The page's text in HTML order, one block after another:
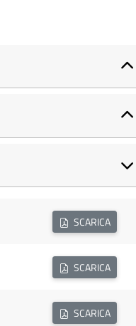
SCARICA
SCARICA
SCARICA